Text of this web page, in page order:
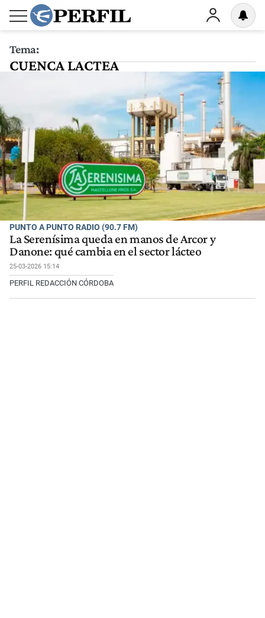
Tema:
CUENCA LACTEA
PUNTO A PUNTO RADIO (90.7 FM)
La Serenísima queda en manos de Arcor y
Danone: qué cambia en el sector lácteo
25-03-2026 15:14
PERFIL REDACCIÓN CÓRDOBA